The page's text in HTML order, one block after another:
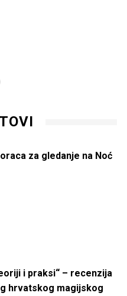
za gledanje na Noć
i praksi“ – recenzija
hrvatskog magijskog